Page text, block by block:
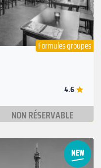
Formules groupes
4.6
NON RÉSERVABLE